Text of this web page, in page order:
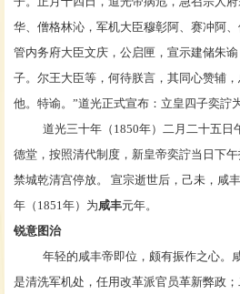
华、 僧格林沁 ，军机大臣穆彰阿、 赛冲阿、
管内务府大臣文庆 ，公启匣，宣示建储朱
子。尔王大臣等，何待朕言，其同心赞辅
他。特谕。”道光正式宣布：立皇四子奕詝
道光三十年（1850年）二月二十五日
德堂，按照清代制度，新皇帝奕詝当日下
禁城乾清宫停放。 宣宗逝世后，己未，咸
年（1851年）为咸丰元年。
锐意图治
年轻的咸丰帝即位，颇有振作之心。
是清洗军机处 ，任用改革派官员革新弊政